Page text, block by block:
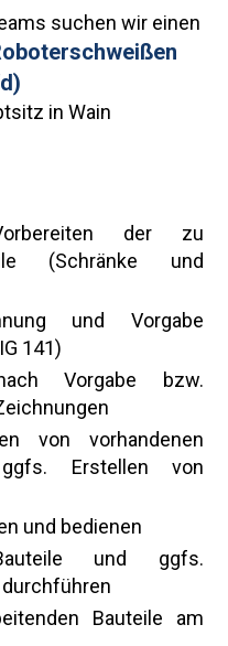
suchen wir einen
in Wain
der zu
(Schränke und
und Vorgabe
141)
Vorgabe bzw.
von vorhandenen
ggfs. Erstellen von
und bedienen
und ggfs.
Bauteile am